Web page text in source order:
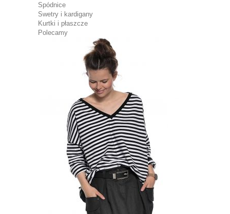
Spódnice
Swetry i kardigany
Kurtki i płaszcze
Polecamy